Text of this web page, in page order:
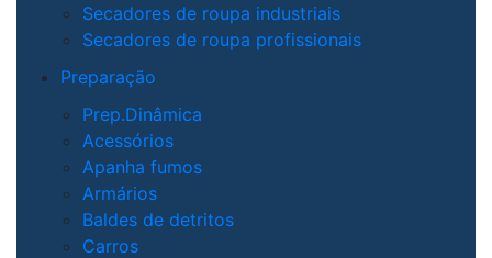
Secadores de roupa industriais
Secadores de roupa profissionais
Preparação
Prep.Dinâmica
Acessórios
Apanha fumos
Armários
Baldes de detritos
Carros